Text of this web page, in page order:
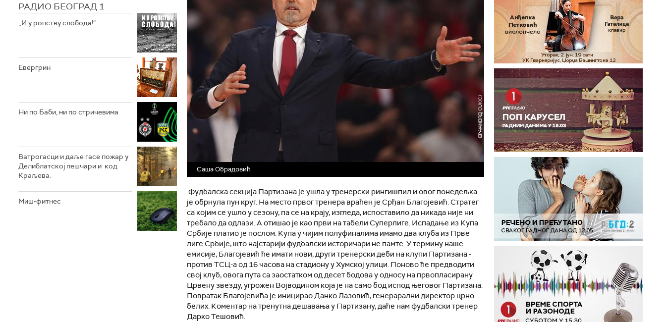
РАДИО БЕОГРАД 1
,,И у ропству слобода!“
Евергрин
Ни по Баби, ни по стричевима
Ватрогасци и даље гасе пожар у
Делиблатској пешчари и код
Краљева.
Миш-фитнес
Саша Обрадовић
Фудбалска секција Партизана је ушла у тренерски рингишпил и овог понедељка
је обрнула пун круг. На место првог тренера враћен је Срђан Благојевић. Стратег
са којим се ушло у сезону, па се на крају, изгледа, испоставило да никада није ни
требало да одлази. А отишао је као први на табели Суперлиге. Испадање из Купа
Србије платио је послом. Купа у чијим полуфиналима имамо два клуба из Прве
лиге Србије, што најстарији фудбалски историчари не памте. У термину наше
емисије, Благојевић ће имати нови, други тренерски деби на клупи Партизана -
против ТСЦ-а од 16 часова на стадиону у Хумској улици. Поново ће предводити
свој клуб, овога пута са заостатком од десет бодова у односу на првопласирану
Црвену звезду, угрожен Војводином која је на само бод испод његовог Партизана.
Повратак Благојевића је иницирао Данко Лазовић, генерарални директор црно-
белих. Коментар на тренутна дешавања у Партизану, даће нам фудбалски тренер
Дарко Тешовић.